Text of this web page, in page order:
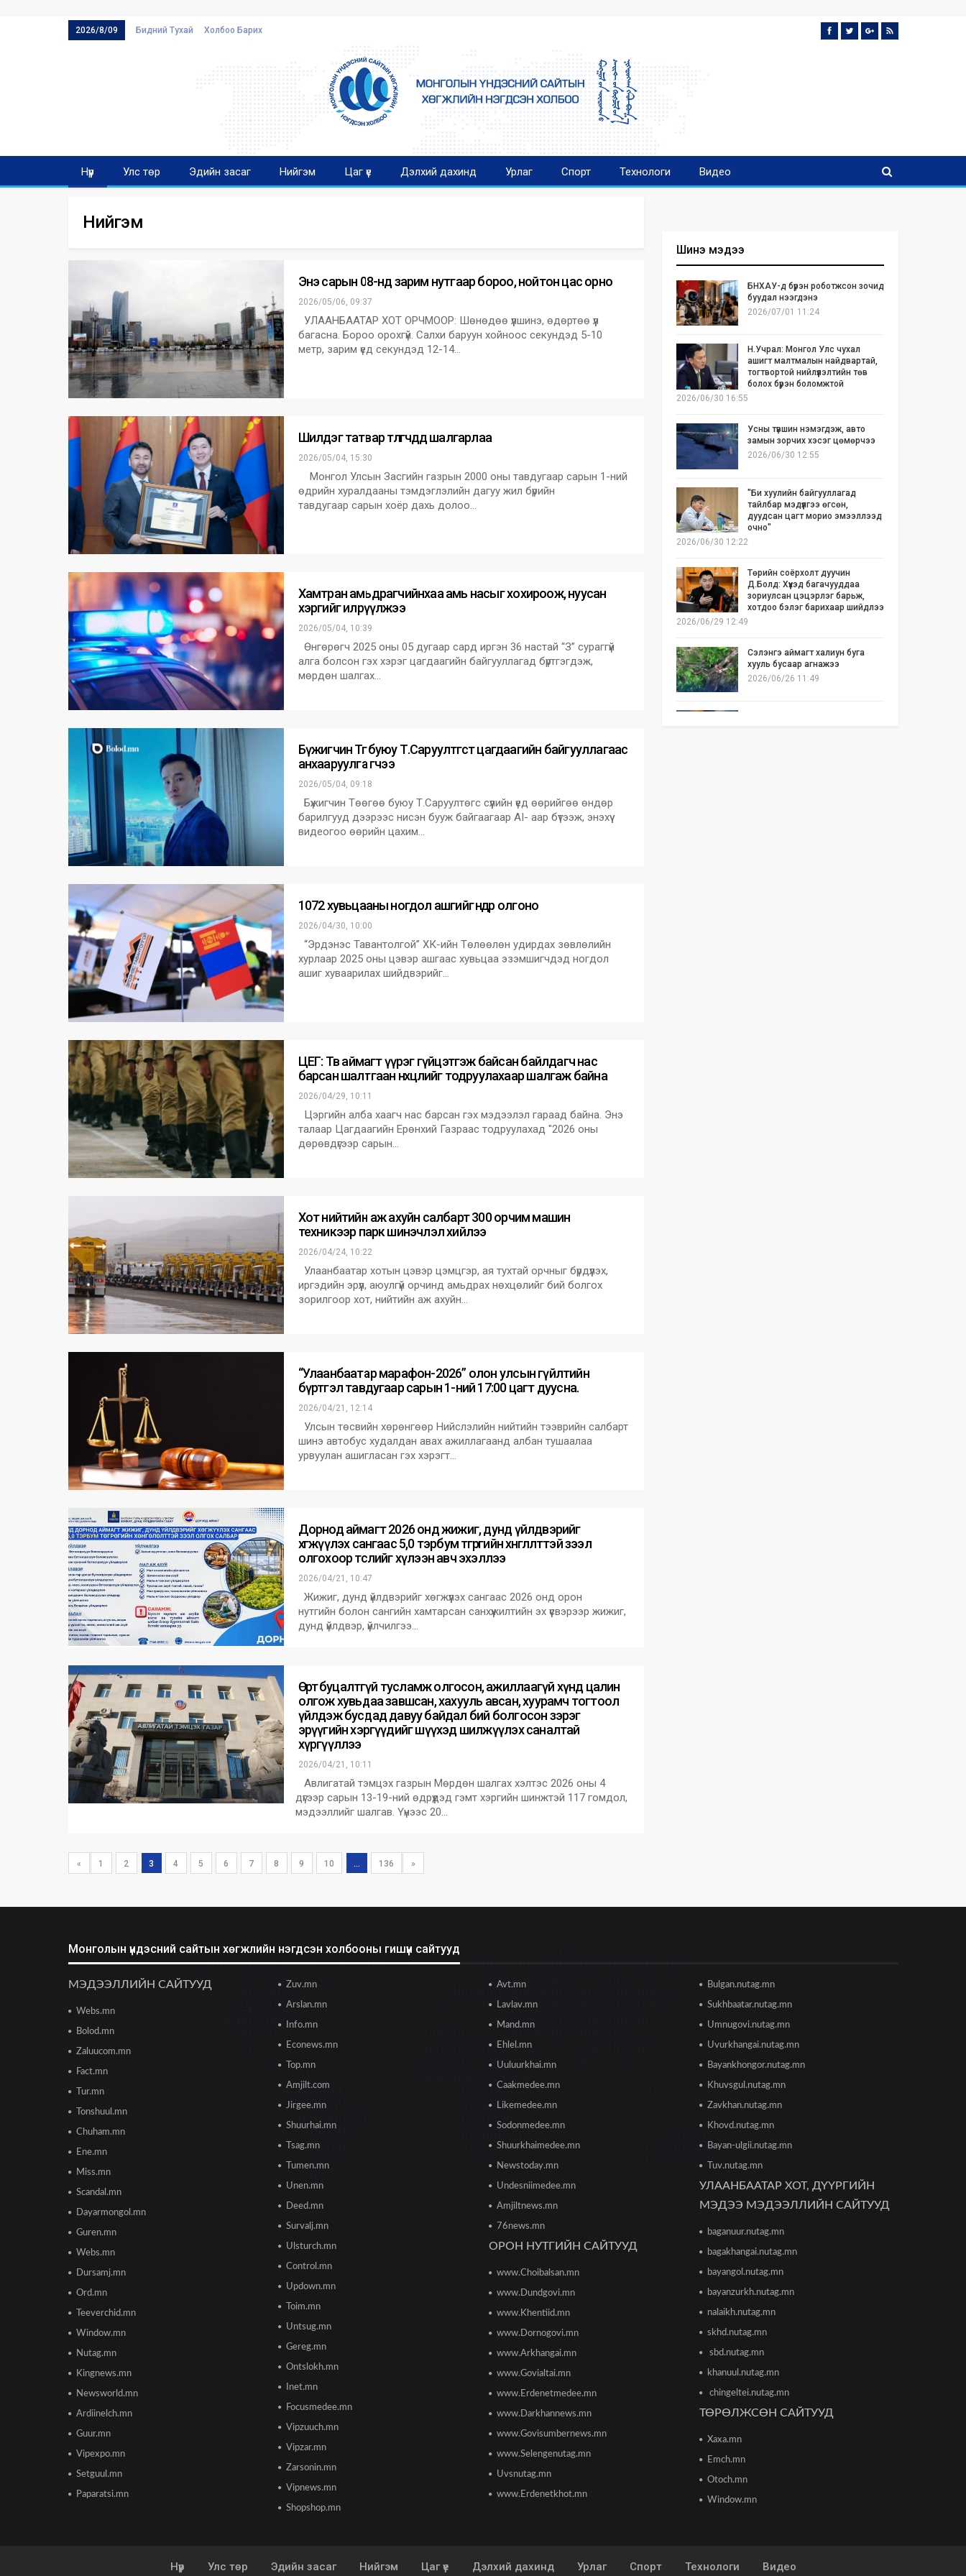
2026/8/09 Бидний Тухай Холбоо Барих
Нүүр Улс төр Эдийн засаг Нийгэм Цаг үе Дэлхий дахинд Урлаг Спорт Технологи Видео
Нийгэм
Энэ сарын 08-нд зарим нутгаар бороо, нойтон цас орно
2026/05/06, 09:37
УЛААНБААТАР ХОТ ОРЧМООР: Шөнөдөө үүлшинэ, өдөртөө үүл
багасна. Бороо орохгүй. Салхи баруун хойноос секундэд 5-10
метр, зарим үед секундэд 12-14…
Шилдэг татвар төлөгчдөд шалгарлаа
2026/05/04, 15:30
Монгол Улсын Засгийн газрын 2000 оны тавдугаар сарын 1-ний
өдрийн хуралдааны тэмдэглэлийн дагуу жил бүрийн
тавдугаар сарын хоёр дахь долоо…
Хамтран амьдрагчийнхаа амь насыг хохироож, нуусан
хэргийг илрүүлжээ
2026/05/04, 10:39
Өнгөрөгч 2025 оны 05 дугаар сард иргэн 36 настай “З” сураггүй
алга болсон гэх хэрэг цагдаагийн байгууллагад бүртгэгдэж,
мөрдөн шалгах…
Бүжигчин Төөгөө буюу Т.Саруултөгст цагдаагийн байгууллагаас
анхааруулга өгчээ
2026/05/04, 09:18
Бүжигчин Төөгөө буюу Т.Саруултөгс сүүлийн үед өөрийгөө өндөр
барилгууд дээрээс нисэн бууж байгаагаар AI- аар бүтээж, энэхүү
видеогоо өөрийн цахим…
1072 хувьцааны ногдол ашгийг өнөөдөр олгоно
2026/04/30, 10:00
“Эрдэнэс Тавантолгой” ХК-ийн Төлөөлөн удирдах зөвлөлийн
хурлаар 2025 оны цэвэр ашгаас хувьцаа эзэмшигчдэд ногдол
ашиг хуваарилах шийдвэрийг…
ЦЕГ: Төв аймагт үүрэг гүйцэтгэж байсан байлдагч нас
барсан шалтгаан нөхцөлийг тодруулахаар шалгаж байна
2026/04/29, 10:11
Цэргийн алба хаагч нас барсан гэх мэдээлэл гараад байна. Энэ
талаар Цагдаагийн Ерөнхий Газраас тодруулахад "2026 оны
дөрөвдүгээр сарын…
Хот нийтийн аж ахуйн салбарт 300 орчим машин
техникээр парк шинэчлэл хийлээ
2026/04/24, 10:22
Улаанбаатар хотын цэвэр цэмцгэр, ая тухтай орчныг бүрдүүлэх,
иргэдийн эрүүл, аюулгүй орчинд амьдрах нөхцөлийг бий болгох
зорилгоор хот, нийтийн аж ахуйн…
“Улаанбаатар марафон-2026” олон улсын гүйлтийн
бүртгэл тавдугаар сарын 1-ний 17:00 цагт дуусна.
2026/04/21, 12:14
Улсын төсвийн хөрөнгөөр Нийслэлийн нийтийн тээврийн салбарт
шинэ автобус худалдан авах ажиллагаанд албан тушаалаа
урвуулан ашигласан гэх хэрэгт…
Дорнод аймагт 2026 онд жижиг, дунд үйлдвэрийг
хөгжүүлэх сангаас 5,0 тэрбум төгрөгийн хөнгөлөлттэй зээл
олгохоор төслийг хүлээн авч эхэллээ
2026/04/21, 10:47
Жижиг, дунд үйлдвэрийг хөгжүүлэх сангаас 2026 онд орон
нутгийн болон сангийн хамтарсан санхүүжилтийн эх үүсвэрээр жижиг,
дунд үйлдвэр, үйлчилгээ…
Өөртөө буцалтгүй тусламж олгосон, ажиллаагүй хүнд цалин
олгож хувьдаа завшсан, хахууль авсан, хуурамч тогтоол
үйлдэж бусдад давуу байдал бий болгосон зэрэг
эрүүгийн хэргүүдийг шүүхэд шилжүүлэх саналтай
хүргүүллээ
2026/04/21, 10:11
Авлигатай тэмцэх газрын Мөрдөн шалгах хэлтэс 2026 оны 4
дүгээр сарын 13-19-ний өдрүүдэд гэмт хэргийн шинжтэй 117 гомдол,
мэдээллийг шалгав. Үүнээс 20…
« 1 2 3 4 5 6 7 8 9 10 ... 136 »
Шинэ мэдээ
БНХАУ-д бүрэн роботжсон зочид
буудал нээгдэнэ
2026/07/01 11:24
Н.Учрал: Монгол Улс чухал
ашигт малтмалын найдвартай,
тогтвортой нийлүүлэлтийн төв
болох бүрэн боломжтой
2026/06/30 16:55
Усны түвшин нэмэгдэж, авто
замын зорчих хэсэг цөмөрчээ
2026/06/30 12:55
"Би хуулийн байгууллагад
тайлбар мэдүүлгээ өгсөн,
дуудсан цагт морио эмээллээд
очно"
2026/06/30 12:22
Төрийн соёрхолт дуучин
Д.Болд: Хүүхэд багачууддаа
зориулсан цэцэрлэг барьж,
хотдоо бэлэг барихаар шийдлээ
2026/06/29 12:49
Сэлэнгэ аймагт халиун буга
хууль бусаар агнажээ
2026/06/26 11:49
хэрэгсэл мөргөсөн этгээдийг
өсөлтийн төсөөллөө
Европын Төв банк 2023 оноос
өсгөжээ
2026/06/12 15:05
Богдхан ууланд хортон шавж
устгалын бодис цацаж байгаа
цагаа өнгөрөөхгүй байхыг зөвлөв
2026/06/10 12:09
Улаанбаатар хотын инженер
хангамжийн ажлуудын нөхөн
хангахыг үүрэг болголоо
Энэ сарын 15-наас 10 аймагт
2026/06/08 15:26
“Сэлбэ 20 минутын хот” төслийн
байна
2026/06/08 13:15
мөргөлдөөнөө зогсоохыг
өндөр шаардлагатай хэр нь
урвуу тогтолцоог үгүй болгоно
Ч.Мэндбаярыг хотын ерөнхий
Монголын үндэсний сайтын хөгжлийн нэгдсэн холбооны гишүүн сайтууд
МЭДЭЭЛЛИЙН САЙТУУД
Webs.mn
Bolod.mn
Zaluucom.mn
Fact.mn
Tur.mn
Tonshuul.mn
Chuham.mn
Ene.mn
Miss.mn
Scandal.mn
Dayarmongol.mn
Guren.mn
Webs.mn
Dursamj.mn
Ord.mn
Teeverchid.mn
Window.mn
Nutag.mn
Kingnews.mn
Newsworld.mn
Ardiinelch.mn
Guur.mn
Vipexpo.mn
Setguul.mn
Paparatsi.mn
Zuv.mn
Arslan.mn
Info.mn
Econews.mn
Top.mn
Amjilt.com
Jirgee.mn
Shuurhai.mn
Tsag.mn
Tumen.mn
Unen.mn
Deed.mn
Survalj.mn
Ulsturch.mn
Control.mn
Updown.mn
Toim.mn
Untsug.mn
Gereg.mn
Ontslokh.mn
Inet.mn
Focusmedee.mn
Vipzuuch.mn
Vipzar.mn
Zarsonin.mn
Vipnews.mn
Shopshop.mn
Avt.mn
Lavlav.mn
Mand.mn
Ehlel.mn
Uuluurkhai.mn
Caakmedee.mn
Likemedee.mn
Sodonmedee.mn
Shuurkhaimedee.mn
Newstoday.mn
Undesniimedee.mn
Amjiltnews.mn
76news.mn
ОРОН НУТГИЙН САЙТУУД
www.Choibalsan.mn
www.Dundgovi.mn
www.Khentiid.mn
www.Dornogovi.mn
www.Arkhangai.mn
www.Govialtai.mn
www.Erdenetmedee.mn
www.Darkhannews.mn
www.Govisumbernews.mn
www.Selengenutag.mn
Uvsnutag.mn
www.Erdenetkhot.mn
Bulgan.nutag.mn
Sukhbaatar.nutag.mn
Umnugovi.nutag.mn
Uvurkhangai.nutag.mn
Bayankhongor.nutag.mn
Khuvsgul.nutag.mn
Zavkhan.nutag.mn
Khovd.nutag.mn
Bayan-ulgii.nutag.mn
Tuv.nutag.mn
УЛААНБААТАР ХОТ, ДҮҮРГИЙН
МЭДЭЭ МЭДЭЭЛЛИЙН САЙТУУД
baganuur.nutag.mn
bagakhangai.nutag.mn
bayangol.nutag.mn
bayanzurkh.nutag.mn
nalaikh.nutag.mn
skhd.nutag.mn
sbd.nutag.mn
khanuul.nutag.mn
chingeltei.nutag.mn
ТӨРӨЛЖСӨН САЙТУУД
Xaxa.mn
Emch.mn
Otoch.mn
Window.mn
Нүүр Улс төр Эдийн засаг Нийгэм Цаг үе Дэлхий дахинд Урлаг Спорт Технологи Видео